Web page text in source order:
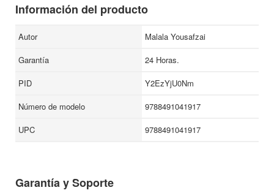
Información del producto
Autor
Malala Yousafzai
Garantía
24 Horas.
PID
Y2EzYjU0Nm
Número de modelo
9788491041917
UPC
9788491041917
Garantía y Soporte